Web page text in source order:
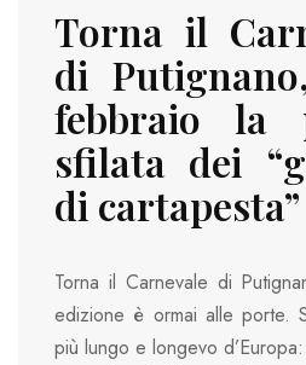
Torna il
di
febbraio la
sfilata dei
di cartapesta”
Torna il Carnevale di
edizione è ormai alle porte.
più lungo e longevo d’Europa: